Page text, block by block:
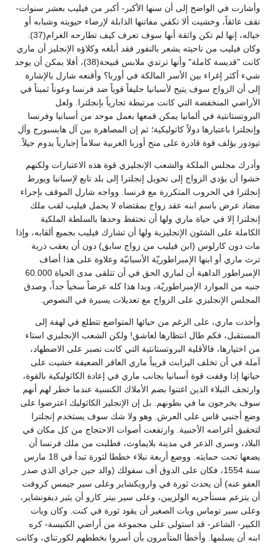
وأشارت في الواضح إلى أن سنها الأكبر- أكبر من فيليب بعشر سنوات-
تقف عائقاً، وخشيت ألا تكفي مفاتنها الذابلة لإرضاء حيويته وشبابه أو
خياله، إنها لم تكن واثقة أنها سوف تعرف كيف تطارحه الغرام(37).
وكان فيليب من ناحيته يشعر بالنفور فقد أبلغه وكلاؤه الإنجليز أن ماري
كانت "قديسة كاملة" وأنها ترتدي ملابس قبيحة(38)، أفلا يمكن أن يوجد
شيء أكثر إغراء بين الأسر المالكة في أوربا؟ وأقنعه شارل بالإشارة
إلى أن الزواج سوف يتيح لأسبانيا حليفاً قوياً ضد فرنسا وعوناً ثميناً في
الأراضي المنخفضة التي كانت مرتبطة تجارياً بإنجلترا. ولعل
البروتستانتية في ألمانيا يمكن قمعها بعمل موحد من أسبانيا وفرنسا
وإنجلترا باعتبارها دولاً كاثوليكية؛ ثم إن المصاهرة بين آل هابسبورج وآل
تيودور يؤلف قوة قادرة على منح أوربا الغربية سلاماً إجبارياً يدوم جيلاً.
وأدرك مجلس الملكة والشعب الإنجليزي قوة هذه الاعتبارات ولكنهم
خشوا أن يؤدي الزواج إلى تحويل إنجلترا إلى بلد تابع لإسبانيا ويورط
إنجلترا في الحروب المتكررة مع فرنسا. وواجه شارل الموقف بإجراء
مضاد عرض باسم ابنه عقد زواج بمقتضاه لا يحمل فيليب لقب ملك
إنجلترا إلا في حياة ماري ولها أن تحتفظ وحدها بالسلطة الملكية
الكاملة على الشئون الإنجليزية ولها أن تشارك فيليب بجميع ألقابه، وإذا
مات دون كارلوس (ابن فيليب من زواج سابق) دون أن يعقب ذرية
ترث ماري أو ابنها الإمبراطوريّة الأسبانيّة وعلاوة على هذا أضاف
الإمبراطور الداهية أن لماري الحق في أن تتلقى مدى الحياة 60.000
جنيه من الموارد الإمبراطوريّة، وبدا هذا كله عرضاً سخياً جداً، وصدق
المجلس الإنجليزي على الزواج مع تعديلات يسيرة في النصوص.
وأخذت ماري، على الرغم من حيائها المتواضع تتطلع في لهفة إلى
المستقبل، فكم طال انتظارها لعاشق! ولكن الشعب الإنجليزي استاء
من اختيارها، فالأقلية البروتستانتية التي كانت تصبر على الاضطهاد،
آملة في أن تخلف اليزابث قريباً ماري العاقر الضعيفة خشيت على
حياتها إذا وقفت قوة أسبانيا بجانب ماري في إعادة الكاثوليكية بالقوة،
وارتجف النبلاء الذين اغتنوا بضم الأملاك الكنسية عندما خطر لهم أنهم
سوف يخرجون ما في بطونهم. بل إن الإنجليز الكاثوليك اعترضوا على
وضع أجنبي قاس على العرش. وهو ولا شك سوف يستخدم إنجلترا
لتحقيق أغراضه الأجنبية. وارتفعت أصوات الاحتجاج من كل مكان في
البلاد، وسرى الذعر في مدينة بلايماوث، فطلبت من ملك فرنسا أن
يضعها تحت حمايته. ووضع أربعة نبلاء خططا لثورة تبدأ في 18 مارس
سنة 1554، فكان على الدوق أف سفولك (والد جين جراي الذي صدر
العفو عنه) أن يحدث ثورة في وارويكشاير وعلى سير جيمس كروفت
أن يتزعم مستأجريه الولزيين، وعلى سير بيتر كارو أن يثير ديفونشاير،
وعلى سير توماس ويات الصغير أن يقود ثورة في كنت. وكان ويات
الكبير- الشاعر- قد استولى على مجموعة من أراضي الكنيسة- كره
ابنه أن يسلمها. وأخطأ المتآمرون بأن أسروا بخططهم لكورتناي، وكانت